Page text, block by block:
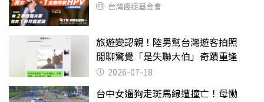
台灣癌症基金會
旅遊變認親！陸男幫台灣遊客拍照
閒聊驚覺「是失聯大伯」奇蹟重逢
2026-07-18
台中女遛狗走斑馬線遭撞亡！母慟